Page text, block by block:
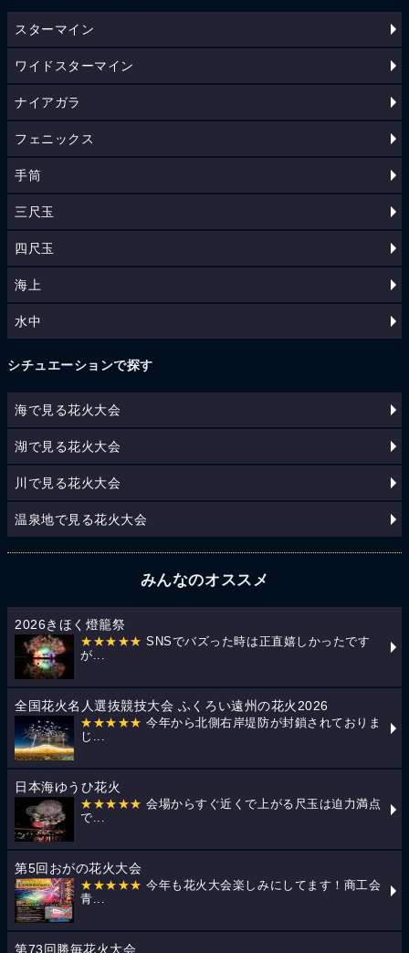
スターマイン
ワイドスターマイン
ナイアガラ
フェニックス
手筒
三尺玉
四尺玉
海上
水中
シチュエーションで探す
海で見る花火大会
湖で見る花火大会
川で見る花火大会
温泉地で見る花火大会
みんなのオススメ
2026きほく燈籠祭
★★★★★ SNSでバズった時は正直嬉しかったです
が...
全国花火名人選抜競技大会 ふくろい遠州の花火2026
★★★★★ 今年から北側右岸堤防が封鎖されておりま
じ...
日本海ゆうひ花火
★★★★★ 会場からすぐ近くで上がる尺玉は迫力満点
で...
第5回おがの花火大会
★★★★★ 今年も花火大会楽しみにしてます！商工会
青...
第73回勝毎花火大会